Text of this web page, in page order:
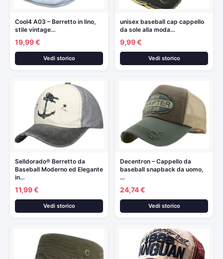
Cool4 A03 – Berretto in lino,
stile vintage…
19,99 €
Vedi storico
unisex baseball cap cappello
da sole alla moda…
9,99 €
Vedi storico
Selldorado® Berretto da
Baseball Moderno ed Elegante
in…
11,99 €
Vedi storico
Decentron – Cappello da
baseball snapback da uomo,
…
24,74 €
Vedi storico